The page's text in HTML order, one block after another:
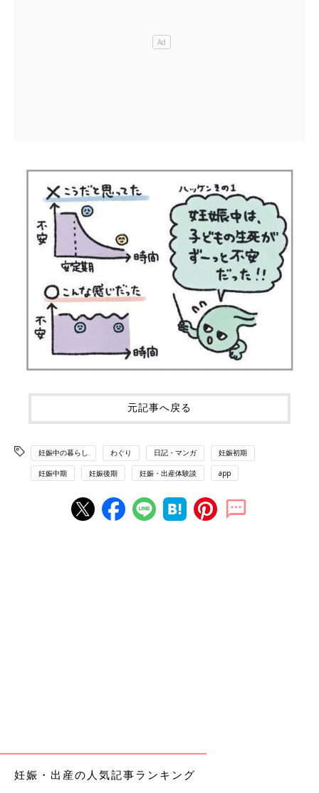
元記事へ戻る
妊娠中の暮らし わぐり 日記・マンガ 妊娠初期
妊娠中期 妊娠後期 妊娠・出産体験談 app
妊娠・出産の人気記事ランキング